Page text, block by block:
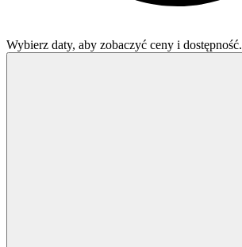
Wybierz daty, aby zobaczyć ceny i dostępność.